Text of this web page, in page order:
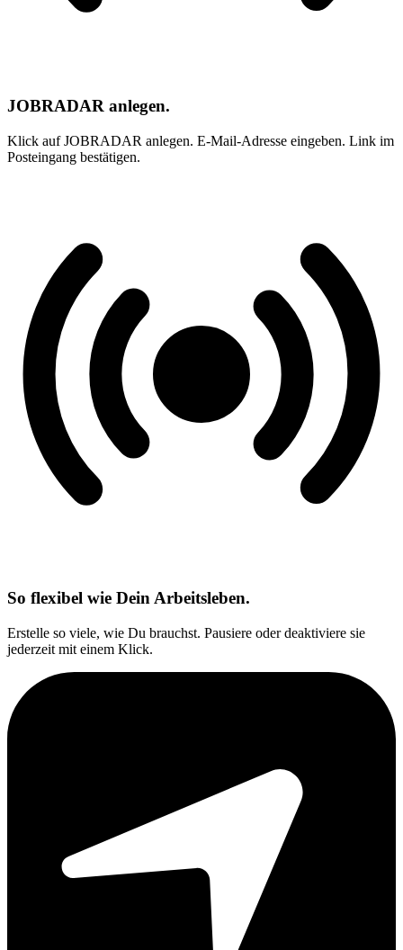
JOBRADAR anlegen.
Klick auf JOBRADAR anlegen. E-Mail-Adresse eingeben. Link im
Posteingang bestätigen.
So flexibel wie Dein Arbeitsleben.
Erstelle so viele, wie Du brauchst. Pausiere oder deaktiviere sie
jederzeit mit einem Klick.